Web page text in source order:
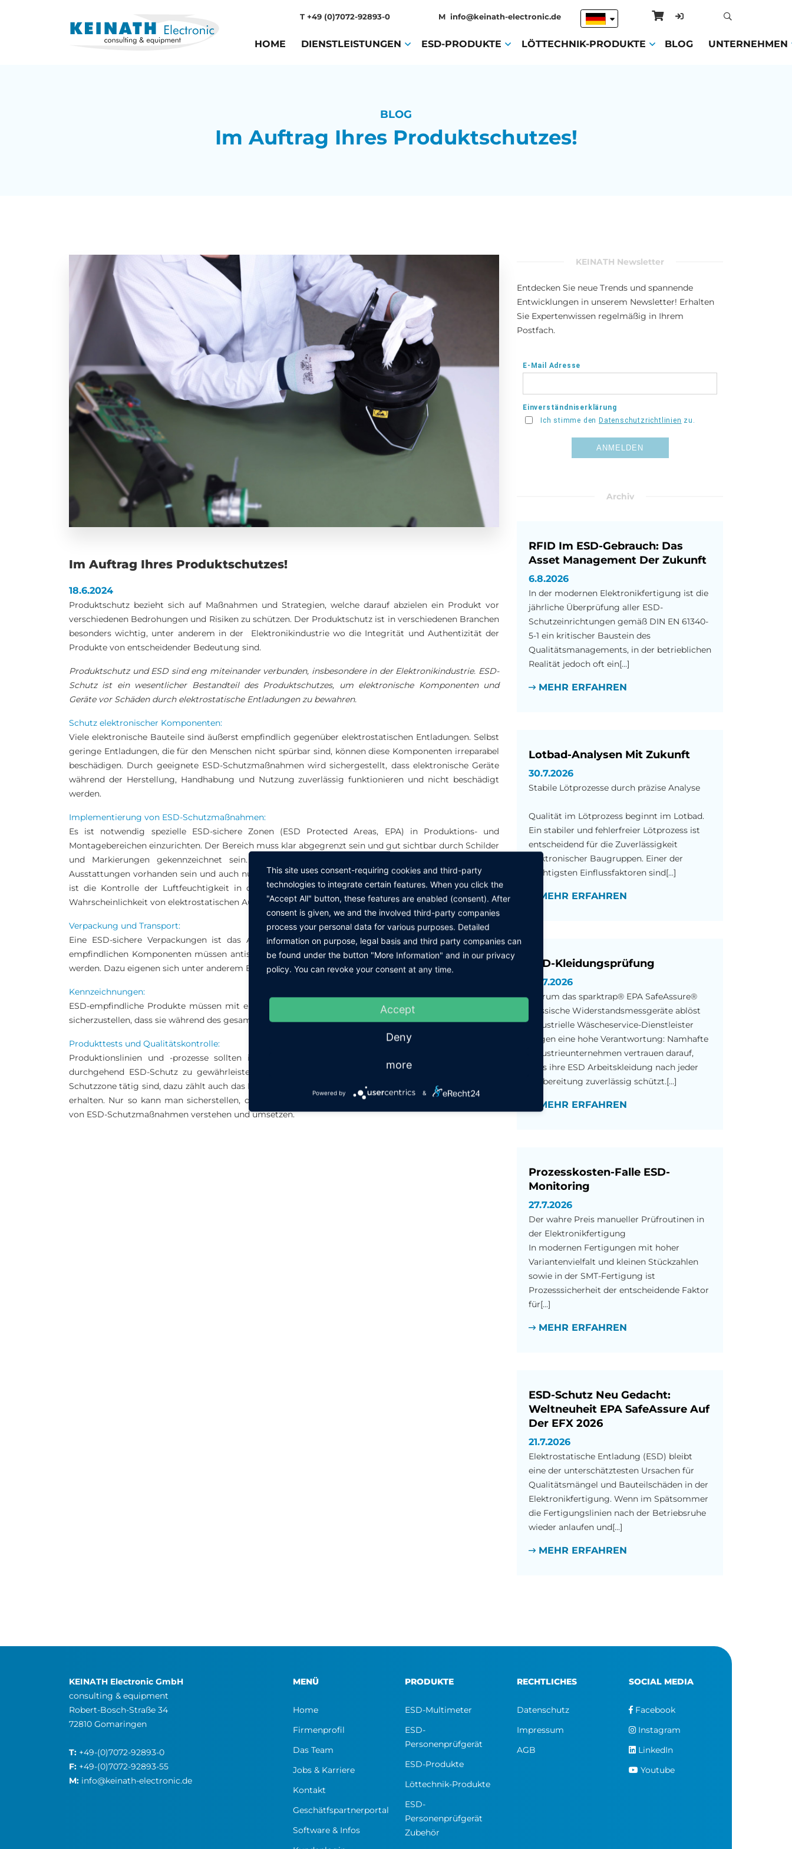
T +49 (0)7072-92893-0 M info@keinath-electronic.de
HOME (CURRENT)
DIENSTLEISTUNGEN (CURRENT)
ESD-PRODUKTE (CURRENT)
LÖTTECHNIK-PRODUKTE (CURRENT)
BLOG(CURRENT)
UNTERNEHMEN
BLOG
Im Auftrag Ihres Produktschutzes!
Im Auftrag Ihres Produktschutzes!
18.6.2024
Produktschutz bezieht sich auf Maßnahmen und Strategien, welche darauf abzielen ein Produkt vor
verschiedenen Bedrohungen und Risiken zu schützen. Der Produktschutz ist in verschiedenen Branchen
besonders wichtig, unter anderem in der Elektronikindustrie wo die Integrität und Authentizität der
Produkte von entscheidender Bedeutung sind.
Produktschutz und ESD sind eng miteinander verbunden, insbesondere in der Elektronikindustrie. ESD-
Schutz ist ein wesentlicher Bestandteil des Produktschutzes, um elektronische Komponenten und
Geräte vor Schäden durch elektrostatische Entladungen zu bewahren.
Schutz elektronischer Komponenten:
Viele elektronische Bauteile sind äußerst empfindlich gegenüber elektrostatischen Entladungen. Selbst
geringe Entladungen, die für den Menschen nicht spürbar sind, können diese Komponenten irreparabel
beschädigen. Durch geeignete ESD-Schutzmaßnahmen wird sichergestellt, dass elektronische Geräte
während der Herstellung, Handhabung und Nutzung zuverlässig funktionieren und nicht beschädigt
werden.
Implementierung von ESD-Schutzmaßnahmen:
Es ist notwendig spezielle ESD-sichere Zonen (ESD Protected Areas, EPA) in Produktions- und
Montagebereichen einzurichten. Der Bereich muss klar abgegrenzt sein und gut sichtbar durch Schilder
und Markierungen gekennzeichnet sein. In diesem sensiblen Bereich darf nur ESD taugliche
Ausstattungen vorhanden sein und auch nur mit ESD tauglicher Kleidung betreten werden. Außerdem
ist die Kontrolle der Luftfeuchtigkeit in den Produktionsräumen wichtig, da die trockene Luft die
Wahrscheinlichkeit von elektrostatischen Aufladungen erhöht.
Verpackung und Transport:
Eine ESD-sichere Verpackungen ist das A und O. Für den Transport und die Lagerung von ESD
empfindlichen Komponenten müssen antistatische oder leitfähige Verpackungsmaterialien verwendet
werden. Dazu eigenen sich unter anderem ESD gerechte Beutel, Behälter und Schaumstoffe.
Kennzeichnungen:
ESD-empfindliche Produkte müssen mit entsprechenden Warnsymbolen gekennzeichnet werden, um
sicherzustellen, dass sie während des gesamten Logistikprozesses ordnungsgemäß behandelt werden.
Produkttests und Qualitätskontrolle:
Produktionslinien und -prozesse sollten in regelmäßigen Abständen überprüft werden um einen
durchgehend ESD-Schutz zu gewährleisten. Außerdem sollten alle Mitarbeiter, welche in der ESD-
Schutzzone tätig sind, dazu zählt auch das Reinigungspersonal, eine ESD-Schulung oder Unterweisung
erhalten. Nur so kann man sicherstellen, dass alle am Produktionsprozess Beteiligten die Bedeutung
von ESD-Schutzmaßnahmen verstehen und umsetzen.
KEINATH Newsletter
Entdecken Sie neue Trends und spannende
Entwicklungen in unserem Newsletter! Erhalten
Sie Expertenwissen regelmäßig in Ihrem
Postfach.
Archiv
RFID Im ESD-Gebrauch: Das
Asset Management Der Zukunft
6.8.2026
In der modernen Elektronikfertigung ist die
jährliche Überprüfung aller ESD-
Schutzeinrichtungen gemäß DIN EN 61340-
5-1 ein kritischer Baustein des
Qualitätsmanagements, in der betrieblichen
Realität jedoch oft ein[...]
MEHR ERFAHREN
Lotbad-Analysen Mit Zukunft
30.7.2026
Stabile Lötprozesse durch präzise Analyse
Qualität im Lötprozess beginnt im Lotbad.
Ein stabiler und fehlerfreier Lötprozess ist
entscheidend für die Zuverlässigkeit
elektronischer Baugruppen. Einer der
wichtigsten Einflussfaktoren sind[...]
MEHR ERFAHREN
ESD-Kleidungsprüfung
29.7.2026
Warum das sparktrap® EPA SafeAssure®
klassische Widerstandsmessgeräte ablöst
Industrielle Wäscheservice-Dienstleister
tragen eine hohe Verantwortung: Namhafte
Industrieunternehmen vertrauen darauf,
dass ihre ESD Arbeitskleidung nach jeder
Aufbereitung zuverlässig schützt.[...]
MEHR ERFAHREN
Prozesskosten-Falle ESD-
Monitoring
27.7.2026
Der wahre Preis manueller Prüfroutinen in
der Elektronikfertigung
In modernen Fertigungen mit hoher
Variantenvielfalt und kleinen Stückzahlen
sowie in der SMT-Fertigung ist
Prozesssicherheit der entscheidende Faktor
für[...]
MEHR ERFAHREN
ESD-Schutz Neu Gedacht:
Weltneuheit EPA SafeAssure Auf
Der EFX 2026
21.7.2026
Elektrostatische Entladung (ESD) bleibt
eine der unterschätztesten Ursachen für
Qualitätsmängel und Bauteilschäden in der
Elektronikfertigung. Wenn im Spätsommer
die Fertigungslinien nach der Betriebsruhe
wieder anlaufen und[...]
MEHR ERFAHREN
KEINATH Electronic GmbH
consulting & equipment
Robert-Bosch-Straße 34
72810 Gomaringen
T: +49-(0)7072-92893-0
F: +49-(0)7072-92893-55
M: info@keinath-electronic.de
MENÜ
Home
Firmenprofil
Das Team
Jobs & Karriere
Kontakt
Geschätfspartnerportal
Software & Infos
PRODUKTE
ESD-Multimeter
ESD-
Personenprüfgerät
ESD-Produkte
Löttechnik-Produkte
ESD-
Personenprüfgerät
Zubehör
RECHTLICHES
Datenschutz
Impressum
AGB
SOCIAL MEDIA
Facebook
Instagram
LinkedIn
Youtube
This site uses consent-requiring cookies and third-party
technologies to integrate certain features. When you click the
"Accept All" button, these features are enabled (consent). After
consent is given, we and the involved third-party companies
process your personal data for various purposes. Detailed
information on purpose, legal basis and third party companies can
be found under the button "More Information" and in our privacy
policy. You can revoke your consent at any time.
Accept
Deny
more
Powered by &